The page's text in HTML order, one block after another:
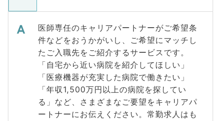
医師専任のキャリアパートナーがご希望条
件などをおうかがいし、ご希望にマッチし
たご入職先をご紹介するサービスです。
「自宅から近い病院を紹介してほしい」
「医療機器が充実した病院で働きたい」
「年収1,500万円以上の病院を探してい
る」など、さまざまなご要望をキャリアパ
ートナーにお伝えください。常勤求人はも